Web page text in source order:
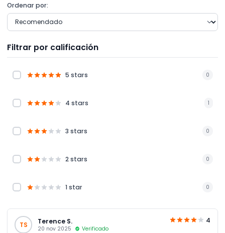
Ordenar por:
Filtrar por calificación
5 stars 0
4 stars 1
3 stars 0
2 stars 0
1 star 0
TS Terence S.
20 nov 2025 Verificado
4